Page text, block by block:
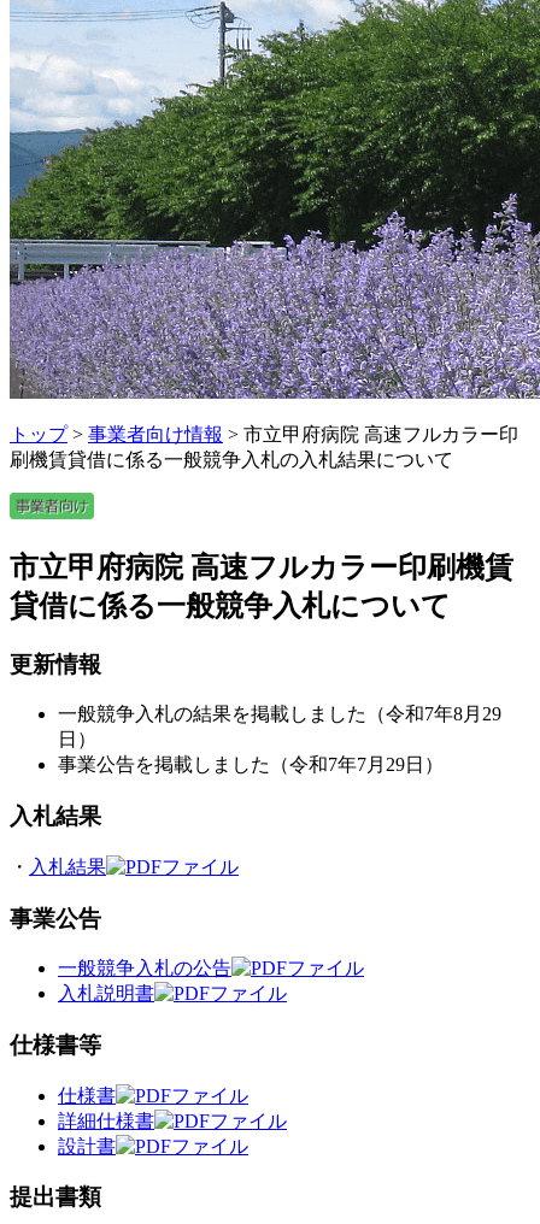
トップ> 事業者向け情報 > 市立甲府病院 高速フルカラー印
刷機賃貸借に係る一般競争入札の入札結果について
市立甲府病院 高速フルカラー印刷機賃
貸借に係る一般競争入札について
更新情報​
一般競争入札の結果を掲載しました（令和7年8月29
日）
事業公告を掲載しました（令和7年7月29日）
入札結果
・ 入札結果
事業公告
一般競争入札の公告
入札説明書
仕様書等
仕様書
詳細仕様書
設計書
提出書類